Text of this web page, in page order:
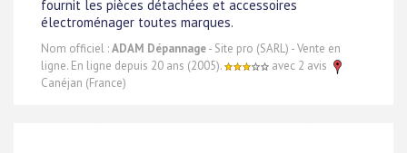
fournit les pièces détachées et accessoires
électroménager toutes marques.
Nom officiel :ADAM Dépannage- Site pro (SARL) - Vente en
ligne. En ligne depuis 20 ans (2005).
avec 2 avis
Canéjan (France)